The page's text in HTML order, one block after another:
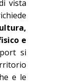
vista
e
si
e le